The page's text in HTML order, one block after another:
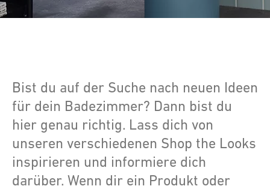
Bist du auf der Suche nach neuen Ideen
für dein Badezimmer? Dann bist du
hier genau richtig. Lass dich von
unseren verschiedenen Shop the Looks
inspirieren und informiere dich
darüber. Wenn dir ein Produkt oder